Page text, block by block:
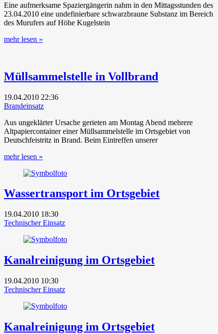
Eine aufmerksame Spaziergängerin nahm in den Mittagsstunden des
23.04.2010 eine undefinierbare schwarzbraune Substanz im Bereich
des Murufers auf Höhe Kugelstein
mehr lesen »
Müllsammelstelle in Vollbrand
19.04.2010 22:36
Brandeinsatz
Aus ungeklärter Ursache gerieten am Montag Abend mehrere
Altpapiercontainer einer Müllsammelstelle im Ortsgebiet von
Deutschfeistritz in Brand. Beim Eintreffen unserer
mehr lesen »
Wassertransport im Ortsgebiet
19.04.2010 18:30
Technischer Einsatz
Kanalreinigung im Ortsgebiet
19.04.2010 10:30
Technischer Einsatz
Kanalreinigung im Ortsgebiet